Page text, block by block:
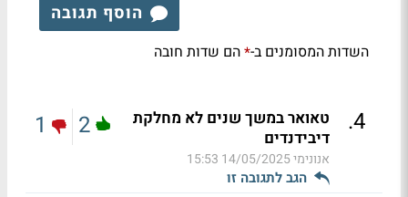
הוסף תגובה
השדות המסומנים ב-*הם שדות חובה
4
.
טאואר במשך שנים לא מחלקת
דיבידנדים
אנונימי14/05/2025 15:53
הגב לתגובה זו
2
1